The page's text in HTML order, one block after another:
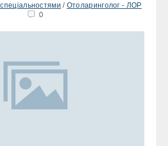
спеціальностями / Отоларинголог - ЛОР
0